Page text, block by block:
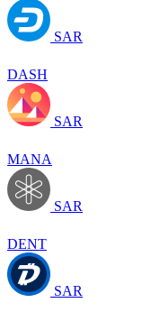
SAR
DASH
SAR
MANA
SAR
DENT
SAR